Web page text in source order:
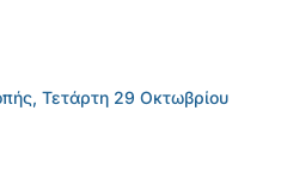
Τετάρτη 29 Οκτωβρίου